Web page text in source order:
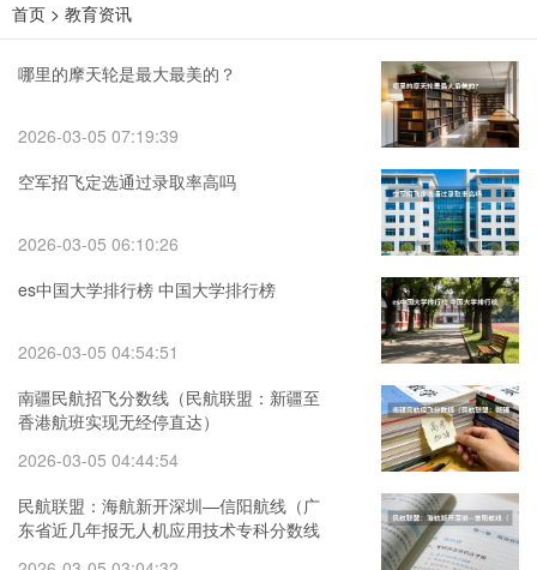
首页 > 教育资讯
哪里的摩天轮是最大最美的？
2026-03-05 07:19:39
空军招飞定选通过录取率高吗
2026-03-05 06:10:26
es中国大学排行榜 中国大学排行榜
2026-03-05 04:54:51
南疆民航招飞分数线（民航联盟：新疆至
香港航班实现无经停直达）
2026-03-05 04:44:54
民航联盟：海航新开深圳—信阳航线（广
东省近几年报无人机应用技术专科分数线